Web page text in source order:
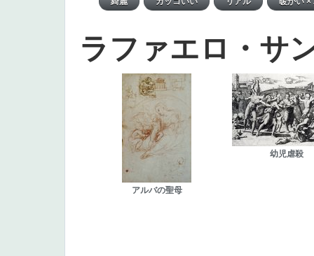
ラファエロ・サ
アルバの聖母
幼児虐殺